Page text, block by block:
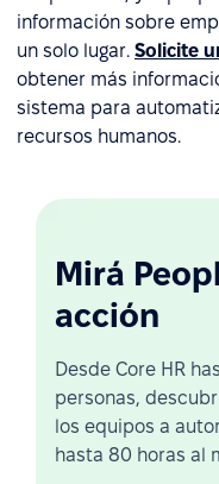
información sobre
un solo lugar. Solicite
obtener más
sistema para
recursos humanos.
Mirá
acción
Desde Core HR
personas,
los equipos a
hasta 80 horas al